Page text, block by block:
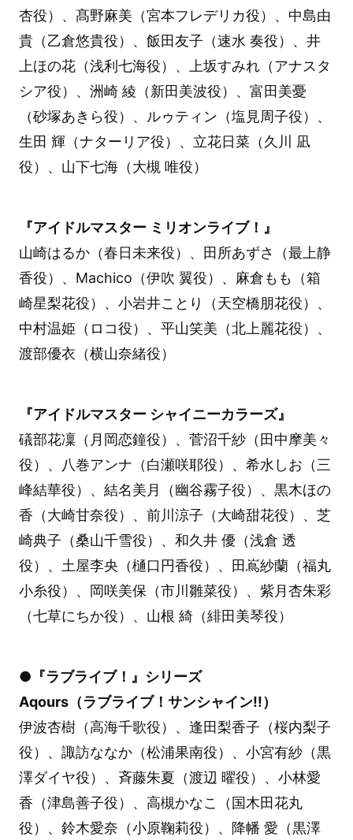
杏役）、髙野麻美（宮本フレデリカ役）、中島由
貴（乙倉悠貴役）、飯田友子（速水 奏役）、井
上ほの花（浅利七海役）、上坂すみれ（アナスタ
シア役）、洲崎 綾（新田美波役）、富田美憂
（砂塚あきら役）、ルゥティン（塩見周子役）、
生田 輝（ナターリア役）、立花日菜（久川 凪
役）、山下七海（大槻 唯役）
『アイドルマスター ミリオンライブ！』
山崎はるか（春日未来役）、田所あずさ（最上静
香役）、Machico（伊吹 翼役）、麻倉もも（箱
崎星梨花役）、小岩井ことり（天空橋朋花役）、
中村温姫（ロコ役）、平山笑美（北上麗花役）、
渡部優衣（横山奈緒役）
『アイドルマスター シャイニーカラーズ』
礒部花凜（月岡恋鐘役）、菅沼千紗（田中摩美々
役）、八巻アンナ（白瀬咲耶役）、希水しお（三
峰結華役）、結名美月（幽谷霧子役）、黒木ほの
香（大崎甘奈役）、前川涼子（大崎甜花役）、芝
崎典子（桑山千雪役）、和久井 優（浅倉 透
役）、土屋李央（樋口円香役）、田嶌紗蘭（福丸
小糸役）、岡咲美保（市川雛菜役）、紫月杏朱彩
（七草にちか役）、山根 綺（緋田美琴役）
●『ラブライブ！』シリーズ
Aqours（ラブライブ！サンシャイン!!）
伊波杏樹（高海千歌役）、逢田梨香子（桜内梨子
役）、諏訪ななか（松浦果南役）、小宮有紗（黒
澤ダイヤ役）、斉藤朱夏（渡辺 曜役）、小林愛
香（津島善子役）、高槻かなこ（国木田花丸
役）、鈴木愛奈（小原鞠莉役）、降幡 愛（黒澤